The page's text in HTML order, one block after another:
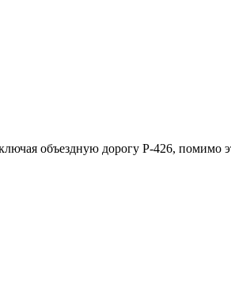
объездную дорогу Р-426, помимо